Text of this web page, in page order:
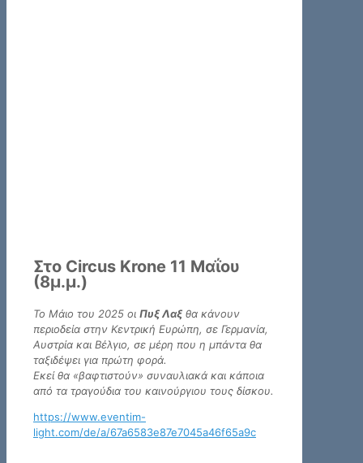
Στο Circus Krone 11 Μαΐου
(8μ.μ.)
Το Μάιο του 2025 οι Πυξ Λαξ θα κάνουν
περιοδεία στην Κεντρική Ευρώπη, σε Γερμανία,
Αυστρία και Βέλγιο, σε μέρη που η μπάντα θα
ταξιδέψει για πρώτη φορά.
Εκεί θα «βαφτιστούν» συναυλιακά και κάποια
από τα τραγούδια του καινούργιου τους δίσκου.
https://www.eventim-
light.com/de/a/67a6583e87e7045a46f65a9c